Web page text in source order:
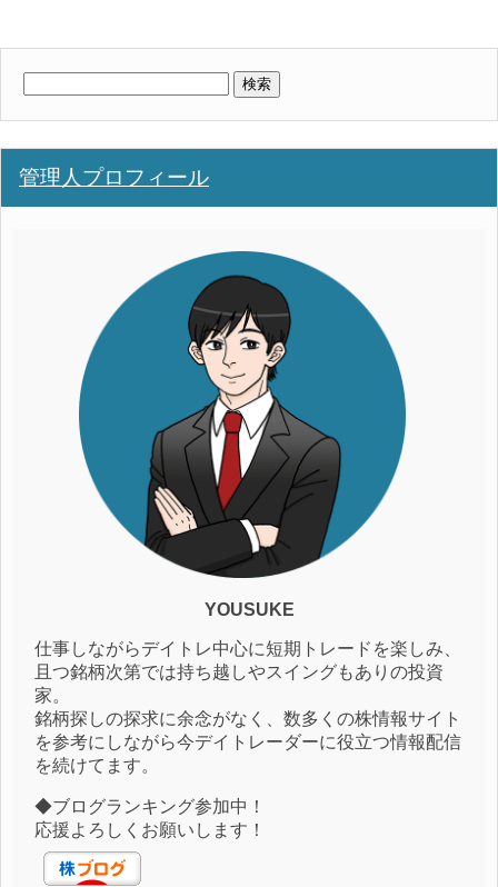
管理人プロフィール
YOUSUKE
仕事しながらデイトレ中心に短期トレードを楽しみ、
且つ銘柄次第では持ち越しやスイングもありの投資
家。
銘柄探しの探求に余念がなく、数多くの株情報サイト
を参考にしながら今デイトレーダーに役立つ情報配信
を続けてます。
◆ブログランキング参加中！
応援よろしくお願いします！